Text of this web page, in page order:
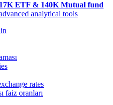
17K ETF & 140K Mutual fund
analytical tools
rates
faiz oranları